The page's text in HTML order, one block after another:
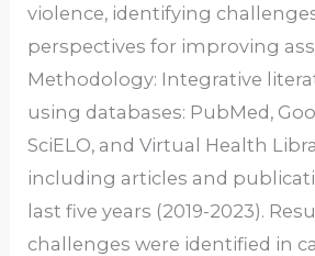
violence, identifying
perspectives for improving
Methodology: Integrative
using databases: PubMed,
SciELO, and Virtual Health
including articles and
last five years (2019-2023).
challenges were identified in